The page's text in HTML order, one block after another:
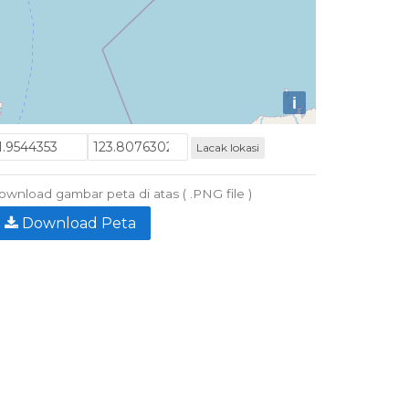
i
Lacak lokasi
gambar peta di atas ( .PNG file )
Download Peta